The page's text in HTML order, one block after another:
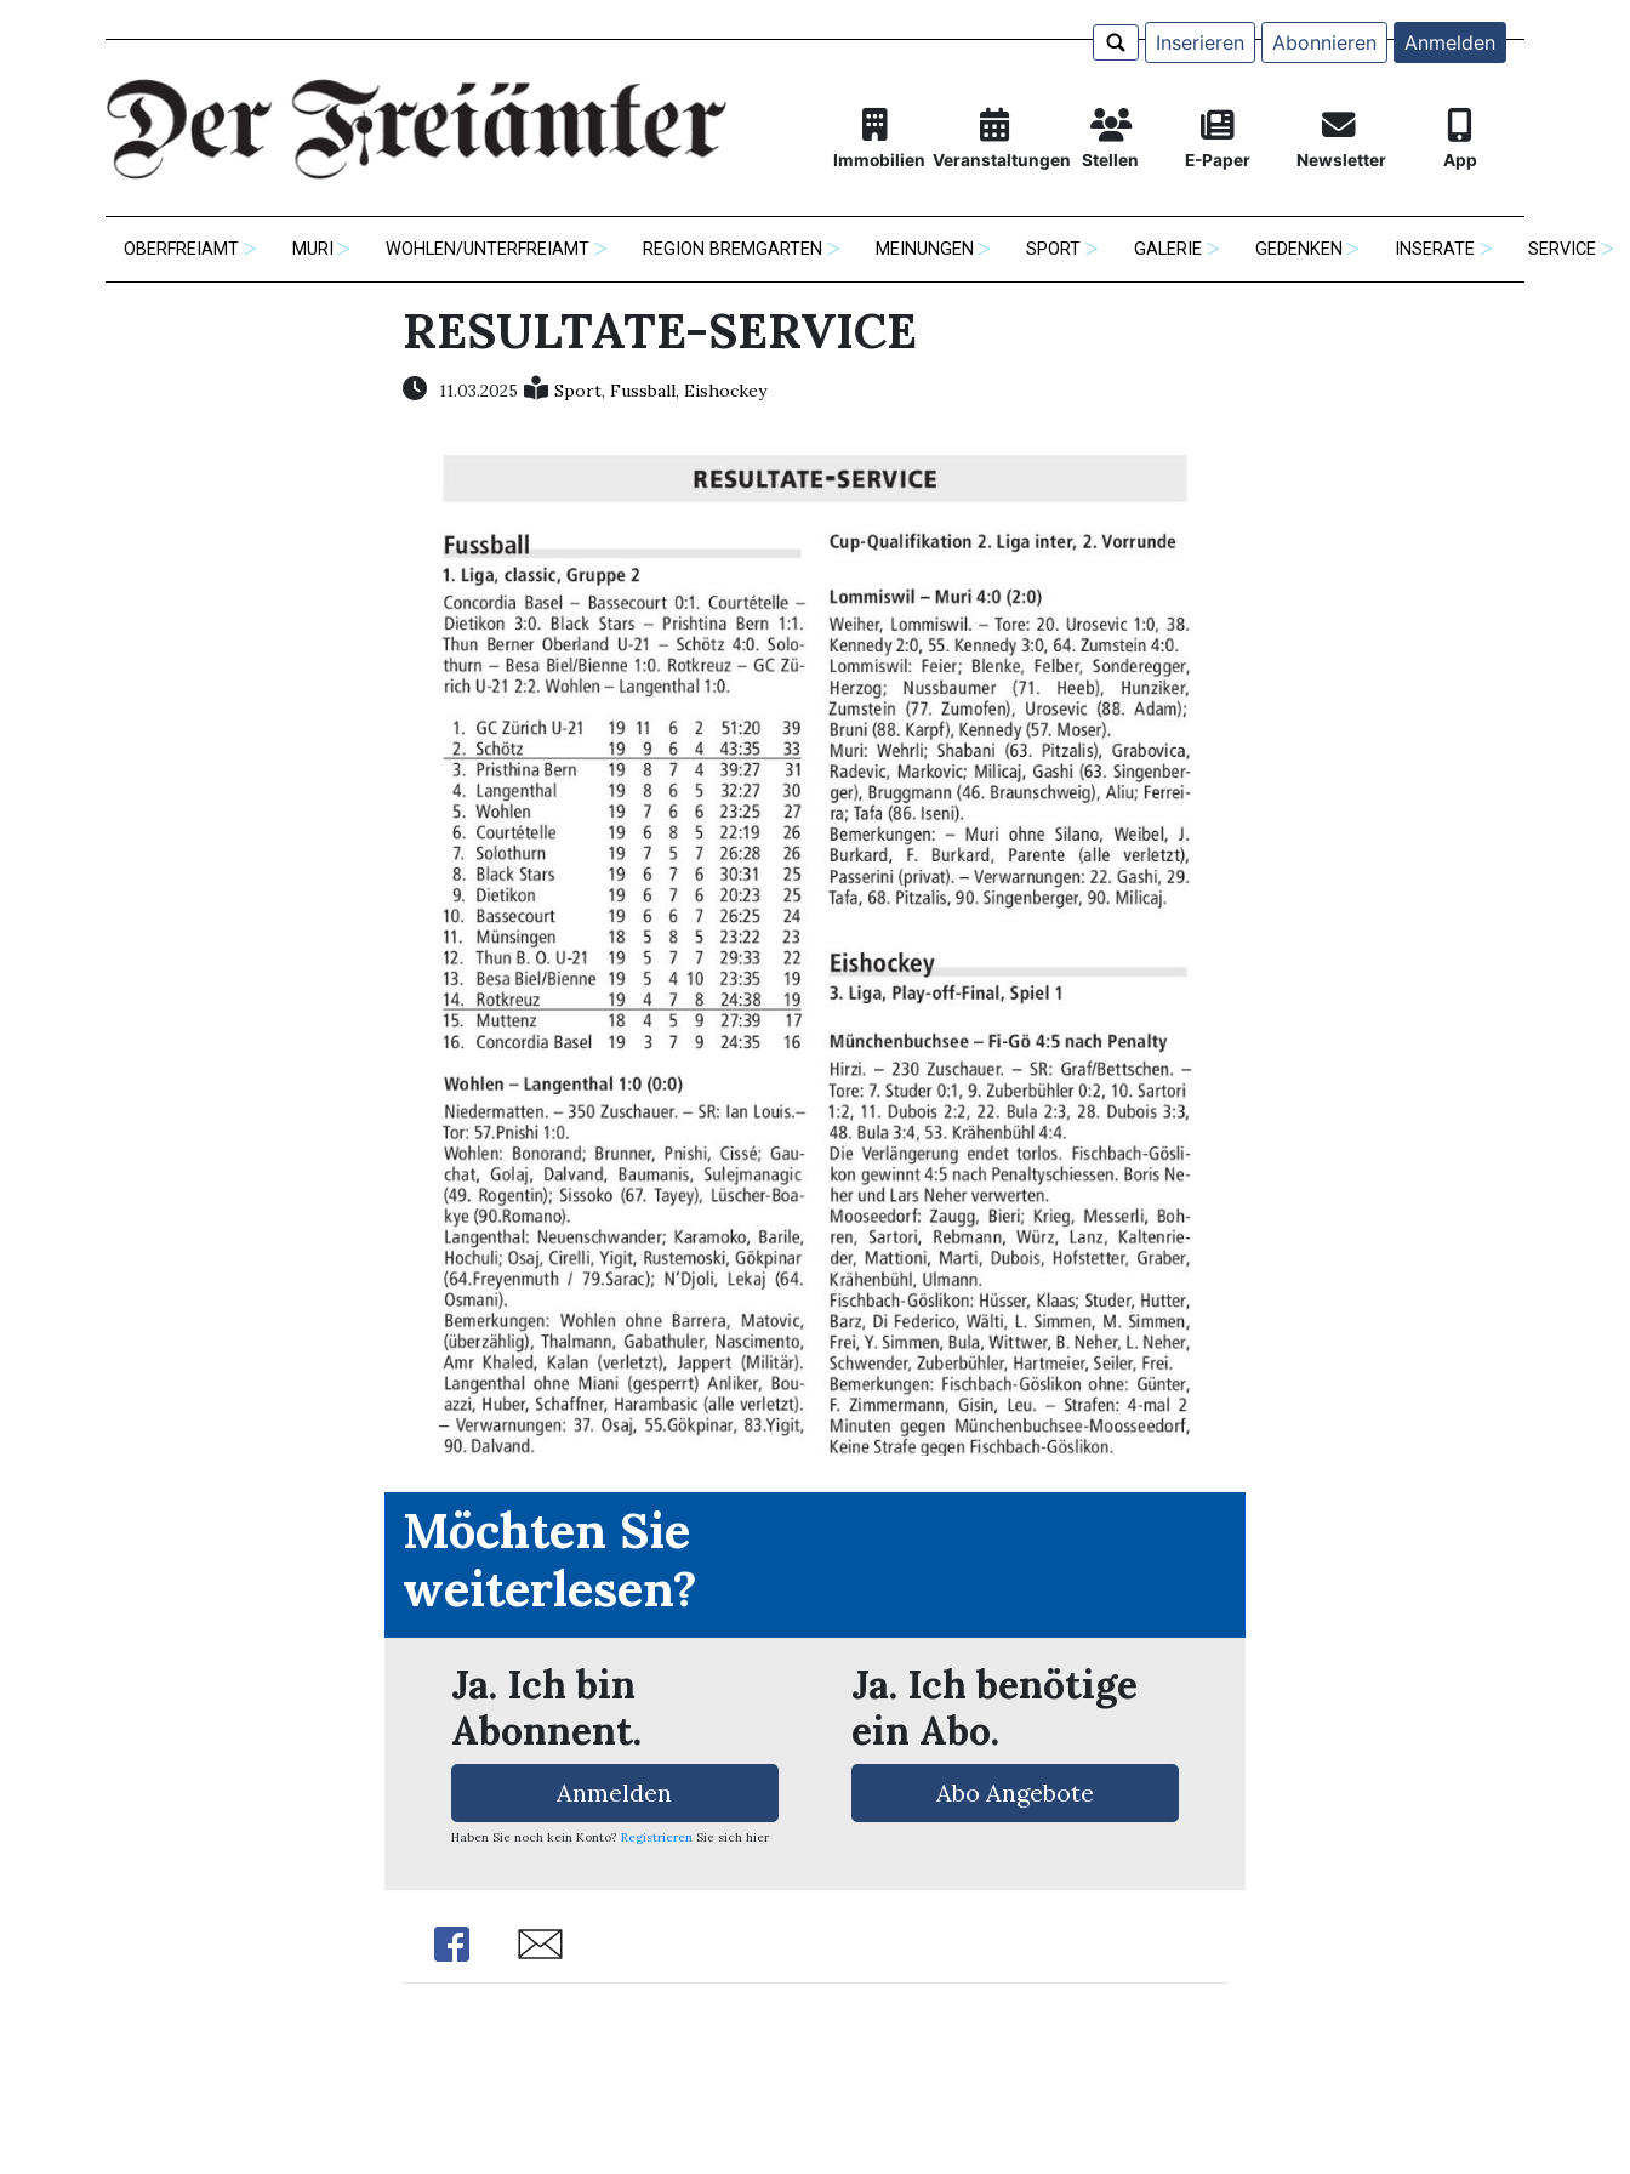
Inserieren Abonnieren Anmelden
Immobilien Veranstaltungen Stellen E-Paper Newsletter App
OBERFREIAMT MURI WOHLEN/UNTERFREIAMT REGION BREMGARTEN MEINUNGEN SPORT GALERIE GEDENKEN INSERATE SERVICE
RESULTATE-SERVICE
11.03.2025 Sport, Fussball, Eishockey
Möchten Sie
weiterlesen?
Ja. Ich bin
Abonnent.
Anmelden
Haben Sie noch kein Konto? Registrieren Sie sich hier
Ja. Ich benötige
ein Abo.
Abo Angebote
Share Share